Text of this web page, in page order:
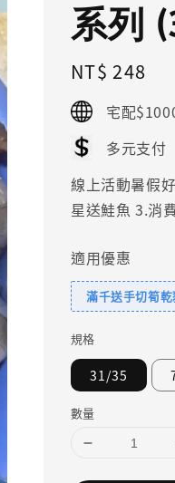
系列
Regular
price
NT$ 248
宅配
多元支付
線上活動暑假
星送鮭魚 3.消
適用優惠
滿千送手切筍
規格
31/35
數量